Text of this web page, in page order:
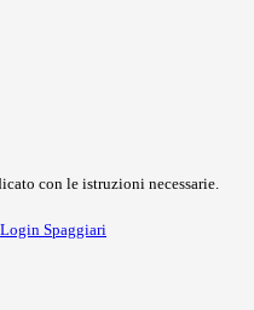
con le istruzioni necessarie.
Login Spaggiari